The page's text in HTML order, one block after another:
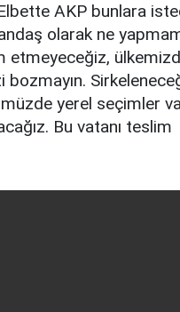
AKP bunlara
olarak ne
etmeyeceğiz,
yerel seçimler
Bu vatanı teslim